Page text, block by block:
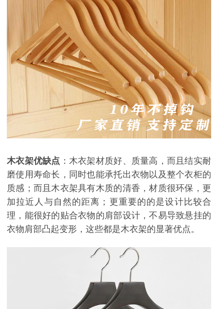
木衣架优缺点 ：木衣架材质好、质量高，而且结实耐
磨使用寿命长，同时也能承托出衣物以及整个衣柜的
质感；而且木衣架具有木质的清香，材质很环保，更
加拉近人与自然的距离；更重要的的是设计比较合
理，能很好的贴合衣物的肩部设计，不易导致悬挂的
衣物肩部凸起变形，这些都是木衣架的显著优点。